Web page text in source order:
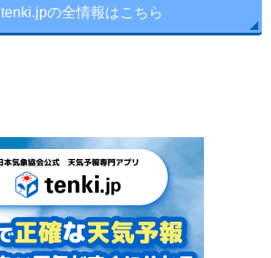
tenki.jpの全情報はこちら